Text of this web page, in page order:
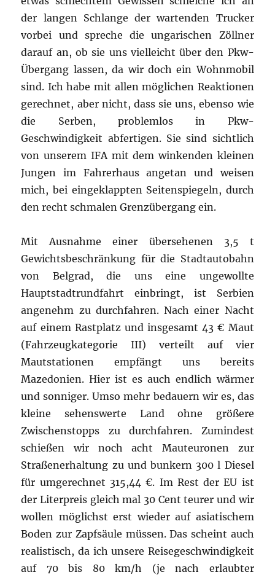
der langen Schlange der wartenden Trucker
vorbei und spreche die ungarischen Zöllner
darauf an, ob sie uns vielleicht über den Pkw-
Übergang lassen, da wir doch ein Wohnmobil
sind. Ich habe mit allen möglichen Reaktionen
gerechnet, aber nicht, dass sie uns, ebenso wie
die Serben, problemlos in Pkw-
Geschwindigkeit abfertigen. Sie sind sichtlich
von unserem IFA mit dem winkenden kleinen
Jungen im Fahrerhaus angetan und weisen
mich, bei eingeklappten Seitenspiegeln, durch
den recht schmalen Grenzübergang ein.
Mit Ausnahme einer übersehenen 3,5 t
Gewichtsbeschränkung für die Stadtautobahn
von Belgrad, die uns eine ungewollte
Hauptstadtrundfahrt einbringt, ist Serbien
angenehm zu durchfahren. Nach einer Nacht
auf einem Rastplatz und insgesamt 43 € Maut
(Fahrzeugkategorie III) verteilt auf vier
Mautstationen empfängt uns bereits
Mazedonien. Hier ist es auch endlich wärmer
und sonniger. Umso mehr bedauern wir es, das
kleine sehenswerte Land ohne größere
Zwischenstopps zu durchfahren. Zumindest
schießen wir noch acht Mauteuronen zur
Straßenerhaltung zu und bunkern 300 l Diesel
für umgerechnet 315,44 €. Im Rest der EU ist
der Literpreis gleich mal 30 Cent teurer und wir
wollen möglichst erst wieder auf asiatischem
Boden zur Zapfsäule müssen. Das scheint auch
realistisch, da ich unsere Reisegeschwindigkeit
auf 70 bis 80 km/h (je nach erlaubter